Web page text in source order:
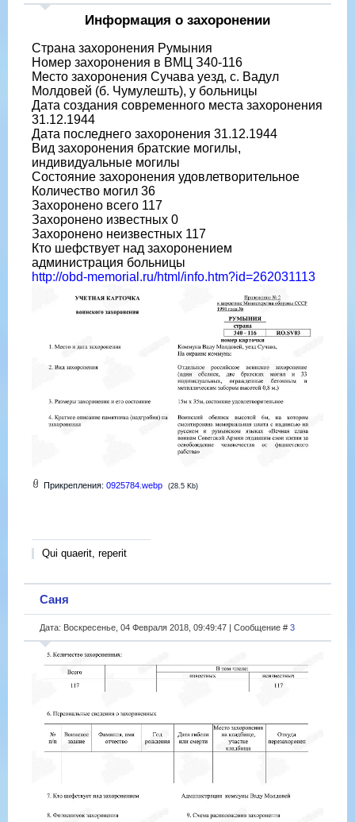
Информация о захоронении
Страна захоронения Румыния
Номер захоронения в ВМЦ З40-116
Место захоронения Сучава уезд, с. Вадул
Молдовей (б. Чумулешть), у больницы
Дата создания современного места захоронения
31.12.1944
Дата последнего захоронения 31.12.1944
Вид захоронения братские могилы,
индивидуальные могилы
Состояние захоронения удовлетворительное
Количество могил 36
Захоронено всего 117
Захоронено известных 0
Захоронено неизвестных 117
Кто шефствует над захоронением
администрация больницы
http://obd-memorial.ru/html/info.htm?id=262031113
Прикрепления: 0925784.webp (28.5 Kb)
Qui quaerit, reperit
Саня
Дата: Воскресенье, 04 Февраля 2018, 09:49:47 | Сообщение # 3